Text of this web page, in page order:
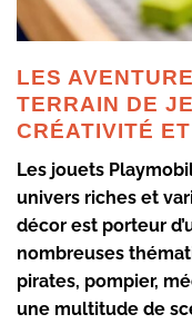
LES
TERRAIN DE
CRÉATIVITÉ
Les jouets
univers riches et
décor est porteur
nombreuses
pirates, pompier,
une multitude de